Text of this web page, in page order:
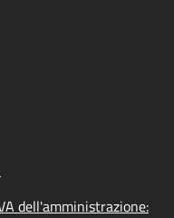
dell'amministrazione: